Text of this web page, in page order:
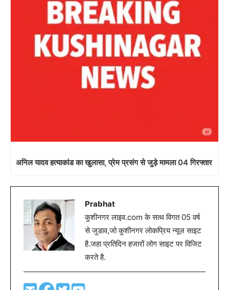
अनिल यादव हत्याकांड का खुलासा, प्रेम प्रसंग से जुड़े मामला 04 गिरफ्तार
Prabhat
कुशीनगर लाइव.com के साथ विगत 05 वर्ष
से जुडाव,जो कुशीनगर लोकप्रिय न्यूज़ साइट
है.जहा प्रतिदिन हजारों लोग साइट पर विजिट
करते है.